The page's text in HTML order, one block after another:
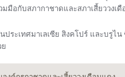
มือกับสภากาชาดและสภาเสี้ยววงเ
ระเทศมาเลเซีย สิงคโปร์ และบรูไน